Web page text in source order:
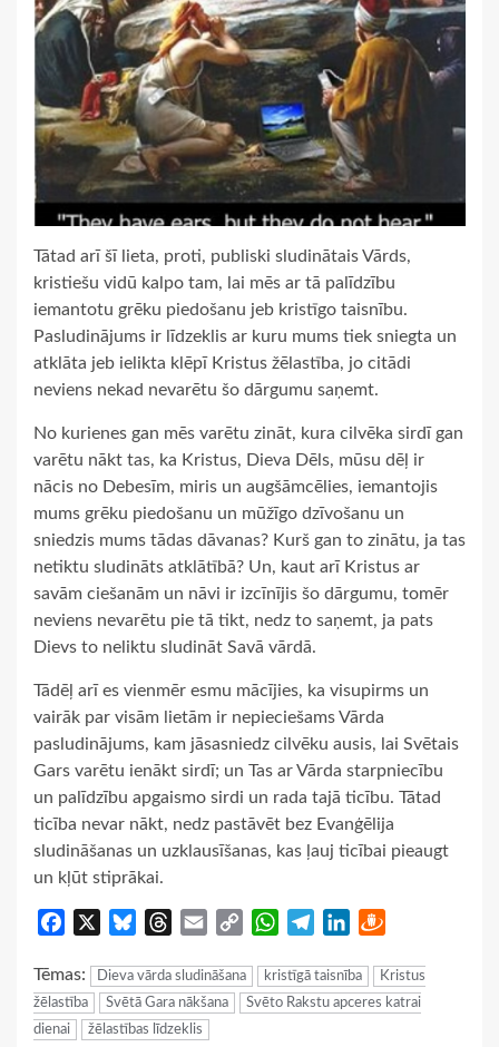
Tātad arī šī lieta, proti, publiski sludinātais Vārds,
kristiešu vidū kalpo tam, lai mēs ar tā palīdzību
iemantotu grēku piedošanu jeb kristīgo taisnību.
Pasludinājums ir līdzeklis ar kuru mums tiek sniegta un
atklāta jeb ielikta klēpī Kristus žēlastība, jo citādi
neviens nekad nevarētu šo dārgumu saņemt.
No kurienes gan mēs varētu zināt, kura cilvēka sirdī gan
varētu nākt tas, ka Kristus, Dieva Dēls, mūsu dēļ ir
nācis no Debesīm, miris un augšāmcēlies, iemantojis
mums grēku piedošanu un mūžīgo dzīvošanu un
sniedzis mums tādas dāvanas? Kurš gan to zinātu, ja tas
netiktu sludināts atklātībā? Un, kaut arī Kristus ar
savām ciešanām un nāvi ir izcīnījis šo dārgumu, tomēr
neviens nevarētu pie tā tikt, nedz to saņemt, ja pats
Dievs to neliktu sludināt Savā vārdā.
Tādēļ arī es vienmēr esmu mācījies, ka visupirms un
vairāk par visām lietām ir nepieciešams Vārda
pasludinājums, kam jāsasniedz cilvēku ausis, lai Svētais
Gars varētu ienākt sirdī; un Tas ar Vārda starpniecību
un palīdzību apgaismo sirdi un rada tajā ticību. Tātad
ticība nevar nākt, nedz pastāvēt bez Evanģēlija
sludināšanas un uzklausīšanas, kas ļauj ticībai pieaugt
un kļūt stiprākai.
Facebook BlueskyThreads
Email
Copy
WhatsApp
TelegramLinkedIn
Tēmas: Dieva vārda sludināšana kristīgā taisnība
Kristus
žēlastība
Svētā Gara nākšana
Svēto Rakstu apceres katrai
dienai
žēlastības līdzeklis